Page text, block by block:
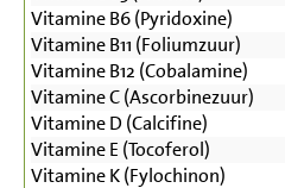
Vitamine B6 (Pyridoxine)
Vitamine B11 (Foliumzuur)
Vitamine B12 (Cobalamine)
Vitamine C (Ascorbinezuur)
Vitamine D (Calcifine)
Vitamine E (Tocoferol)
Vitamine K (Fylochinon)